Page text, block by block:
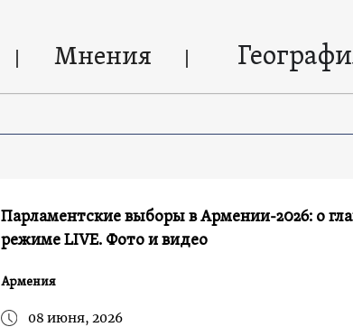
Мнения
Парламентские выборы в Армении-2026: о
режиме LIVE. Фото и видео
Армения
08 июня, 2026